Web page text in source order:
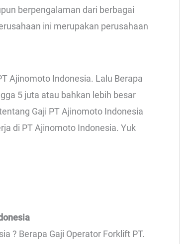
berpengalaman dari berbagai
ini merupakan perusahaan
Ajinomoto Indonesia. Lalu Berapa
5 juta atau bahkan lebih besar
Gaji PT Ajinomoto Indonesia
di PT Ajinomoto Indonesia. Yuk
? Berapa Gaji Operator Forklift PT.